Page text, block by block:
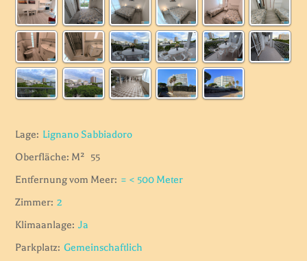
Lage: Lignano Sabbiadoro
Oberfläche: M² 55
Entfernung vom Meer: = < 500 Meter
Zimmer: 2
Klimaanlage: Ja
Parkplatz: Gemeinschaftlich